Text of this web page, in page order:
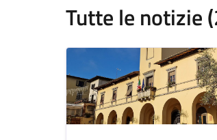
Tutte le notizie